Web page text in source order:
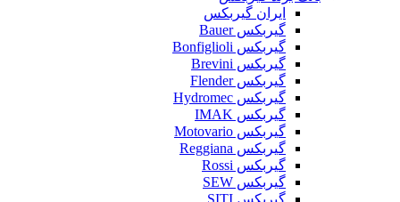
ایران گیربکس
گیربکس Bauer
گیربکس Bonfiglioli
گیربکس Brevini
گیربکس Flender
گیربکس Hydromec
گیربکس IMAK
گیربکس Motovario
گیربکس Reggiana
گیربکس Rossi
گیربکس SEW